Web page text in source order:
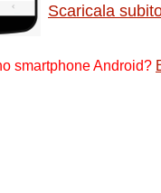
Scaricala
smartphone Android?